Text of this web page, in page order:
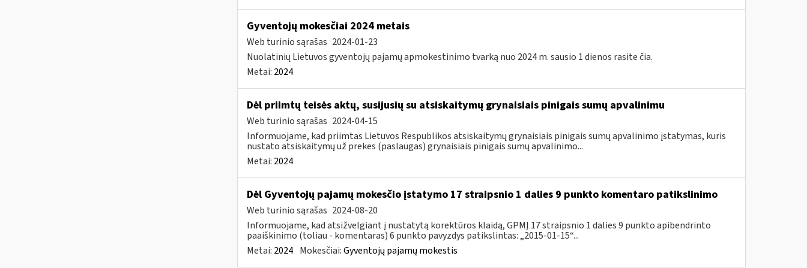
Gyventojų mokesčiai 2024 metais
Web turinio sąrašas 2024-01-23
Nuolatinių Lietuvos gyventojų pajamų apmokestinimo tvarką nuo 2024 m. sausio 1 dienos rasite čia.
Metai: 2024
Dėl priimtų teisės aktų, susijusių su atsiskaitymų grynaisiais pinigais sumų apvalinimu
Web turinio sąrašas 2024-04-15
Informuojame, kad priimtas Lietuvos Respublikos atsiskaitymų grynaisiais pinigais sumų apvalinimo įstatymas, kuris
nustato atsiskaitymų už prekes (paslaugas) grynaisiais pinigais sumų apvalinimo...
Metai: 2024
Dėl Gyventojų pajamų mokesčio įstatymo 17 straipsnio 1 dalies 9 punkto komentaro patikslinimo
Web turinio sąrašas 2024-08-20
Informuojame, kad atsižvelgiant į nustatytą korektūros klaidą, GPMĮ 17 straipsnio 1 dalies 9 punkto apibendrinto
paaiškinimo (toliau - komentaras) 6 punkto pavyzdys patikslintas: „2015-01-15“...
Metai: 2024 Mokesčiai:Gyventojų pajamų mokestis